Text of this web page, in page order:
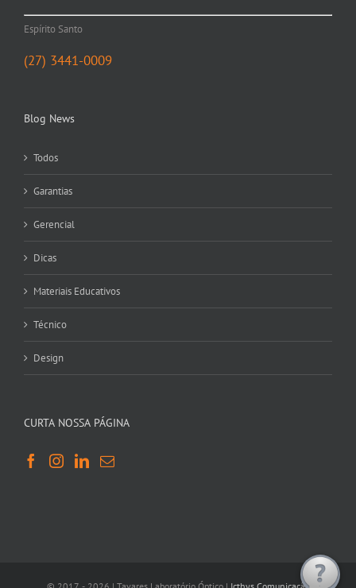
Espírito Santo
(27) 3441-0009
Blog News
Todos
Garantias
Gerencial
Dicas
Materiais Educativos
Técnico
Design
CURTA NOSSA PÁGINA